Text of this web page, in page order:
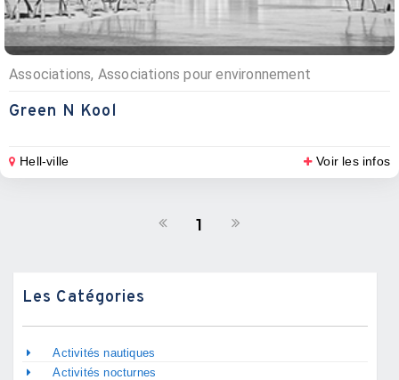
Associations, Associations pour environnement
Green N Kool
Hell-ville Voir les infos
1
Les Catégories
Activités nautiques
Activités nocturnes